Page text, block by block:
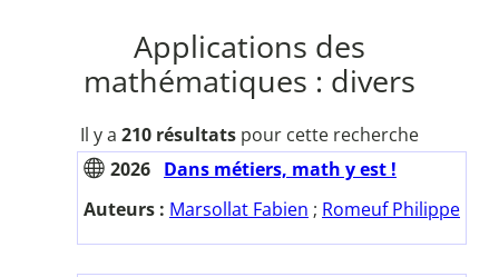
Applications des
mathématiques : divers
Il y a 210 résultats pour cette recherche
2026 Dans métiers, math y est !
Auteurs : Marsollat Fabien ; Romeuf Philippe